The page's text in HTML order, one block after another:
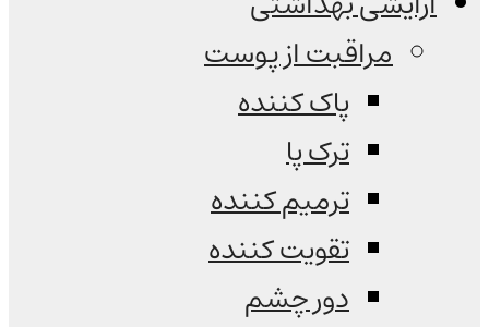
مراقبت از پوست
پاک کننده
ترک پا
ترمیم کننده
تقویت کننده
دور چشم